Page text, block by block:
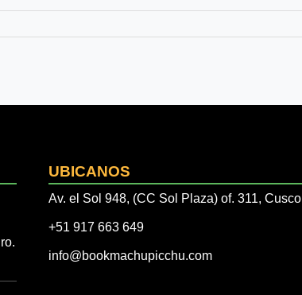
UBICANOS
Av. el Sol 948, (CC Sol Plaza) of. 311, Cusco
+51 917 663 649
info@bookmachupicchu.com